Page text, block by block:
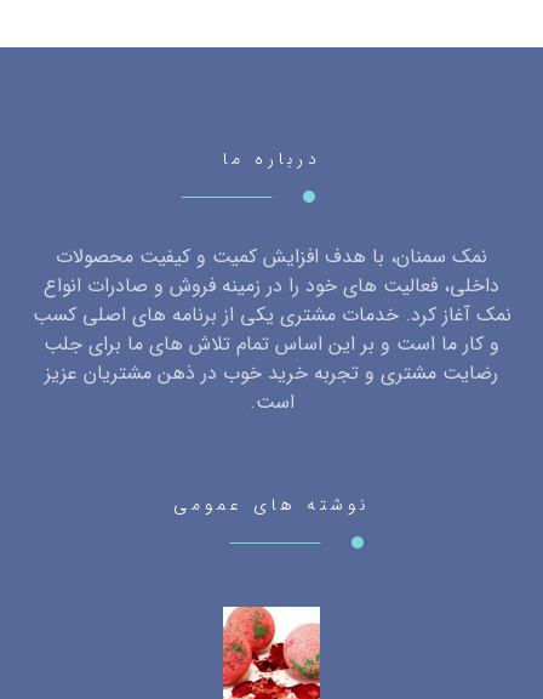
درباره ما
نمک سمنان، با هدف افزایش کمیت و کیفیت محصولات
داخلی، فعالیت های خود را در زمینه فروش و صادرات انواع
نمک آغاز کرد. خدمات مشتری یکی از برنامه های اصلی کسب
و کار ما است و بر این اساس تمام تلاش های ما برای جلب
رضایت مشتری و تجربه خرید خوب در ذهن مشتریان عزیز
است.
نوشته های عمومی